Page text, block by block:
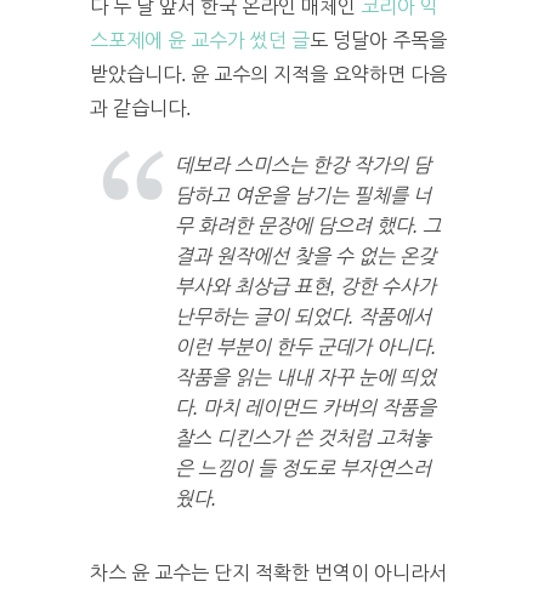
다 두 달 앞서 한국 온라인 매체인 코리아 익
스포제에 윤 교수가 썼던 글도 덩달아 주목을
받았습니다. 윤 교수의 지적을 요약하면 다음
과 같습니다.
데보라 스미스는 한강 작가의 담
담하고 여운을 남기는 필체를 너
무 화려한 문장에 담으려 했다. 그
결과 원작에선 찾을 수 없는 온갖
부사와 최상급 표현, 강한 수사가
난무하는 글이 되었다. 작품에서
이런 부분이 한두 군데가 아니다.
작품을 읽는 내내 자꾸 눈에 띄었
다. 마치 레이먼드 카버의 작품을
찰스 디킨스가 쓴 것처럼 고쳐놓
은 느낌이 들 정도로 부자연스러
웠다.
차스 윤 교수는 단지 적확한 번역이 아니라서